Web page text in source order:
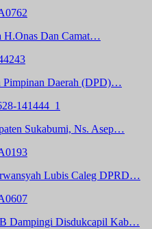
H.Onas Dan Camat…
Pimpinan Daerah (DPD)…
Sukabumi, Ns. Asep…
Lubis Caleg DPRD…
Dampingi Disdukcapil Kab…